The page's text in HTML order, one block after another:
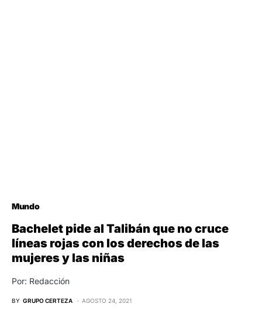
Mundo
Bachelet pide al Talibán que no cruce
líneas rojas con los derechos de las
mujeres y las niñas
Por: Redacción
BY GRUPO CERTEZA AGOSTO 24, 2021